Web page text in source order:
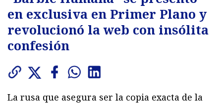
en exclusiva en Primer Plano y
revolucionó la web con insólita
confesión
La rusa que asegura ser la copia exacta de la